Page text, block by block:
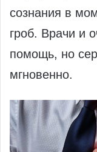
сознания в
гроб. Врачи и
помощь, но
мгновенно.